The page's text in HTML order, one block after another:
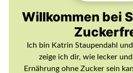
Willkommen bei
Ich bin Katrin Staupendahl
zeige ich dir, wie lecker
Ernährung ohne Zucker sein